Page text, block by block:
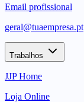
Email profissional
geral@tuaempresa.pt
Trabalhos
JJP Home
Loja Online